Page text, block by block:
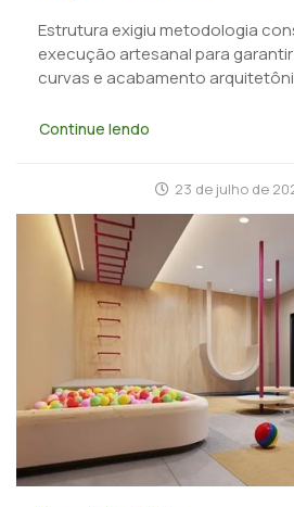
Estrutura exigiu metodologia
execução artesanal para
curvas e acabamento
Continue lendo
23 de julho de